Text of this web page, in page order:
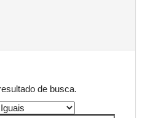
de busca.